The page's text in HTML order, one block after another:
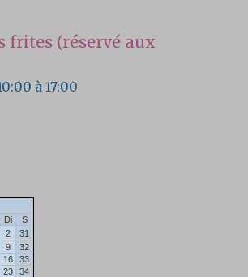
frites (réservé aux
à 17:00